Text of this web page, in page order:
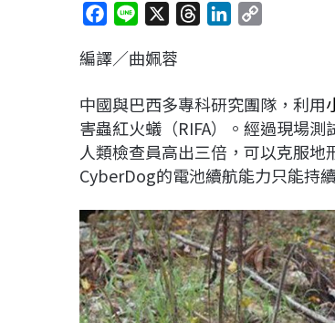
c
b
o
o
k
n
a
d
s
e
d
I
n
L
i
n
k
編譯／曲姵蓉
中國與巴西多專科研究團隊，利用
害蟲紅火蟻（RIFA）。經過現場
人類檢查員高出三倍，可以克服
CyberDog的電池續航能力只能持